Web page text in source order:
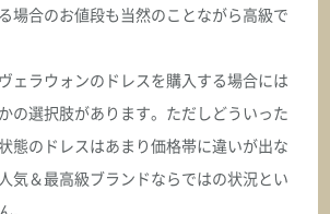
場合のお値段も当然のことながら高級で
ェラウォンのドレスを購入する場合には
の選択肢があります。ただしどういった
態のドレスはあまり価格帯に違いが出な
気＆最高級ブランドならではの状況とい